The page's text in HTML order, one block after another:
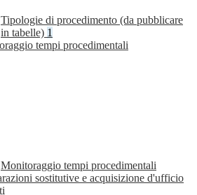
Tipologie di procedimento (da pubblicare
in tabelle) 1
tempi procedimentali
Monitoraggio tempi procedimentali
sostitutive e acquisizione d'ufficio